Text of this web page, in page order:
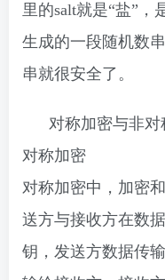
里的salt就是“盐”，
生成的一段随机数
串就很安全了。
对称加密与非对
对称加密
对称加密中，加密
送方与接收方在数
钥，发送方数据传